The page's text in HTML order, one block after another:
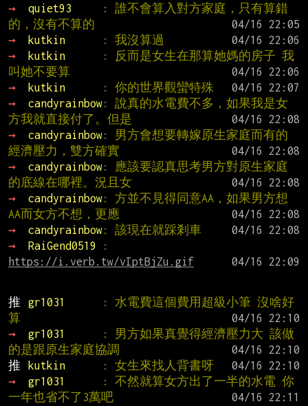
→
quiet93
: 誰不會算入對方家庭，只有算錯
的，沒有不算的
→
kutkin : 我沒算過
→
kutkin
: 反而是女生在那算她媽的房子 我
叫她不要算
→
kutkin : 你的世界觀蠻特殊
→
candyrainbow: 說真的水電費不多，如果我是女
方我就直接付了。但是
→
candyrainbow: 男方會想要轉嫁原生家庭而有的
經濟壓力，雙方確實
→
candyrainbow: 應該要認真思考男方對原生家庭
的底線在哪裡。況且女
→
candyrainbow: 方並不見得同意AA，如果男方想
AA而女方不想，更應
→
candyrainbow: 該現在就踩剎車
→
RaiGend0519
https://i.verb.tw/vIptBjZu.gif
推 gr1031
: 水電費這個費用超級小筆 沒啥好
算
→
gr1031
: 男方如果真覺得經濟壓力大 該做
的是跟原生家庭協調
推
kutkin : 女生來找人背書呀
→
gr1031
: 不然就算女方出了一半的水電 你
一年也省不了3萬吧